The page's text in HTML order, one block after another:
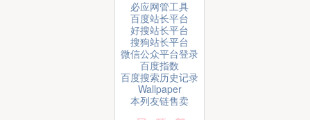
必应网管工具
百度站长平台
好搜站长平台
搜狗站长平台
微信公众平台登录
百度指数
百度搜索历史记录
Wallpaper
本列友链售卖